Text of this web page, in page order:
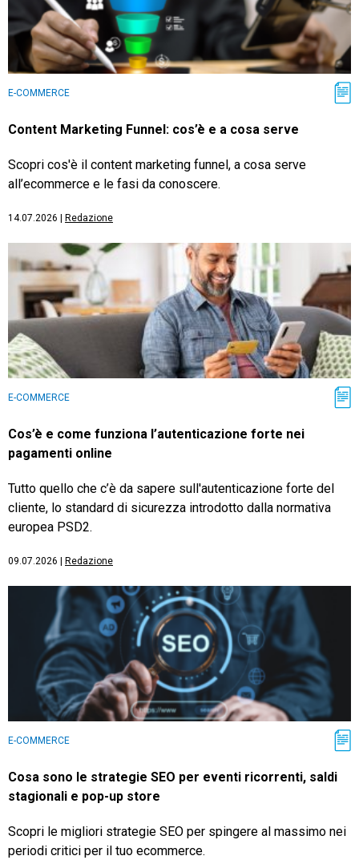
E-COMMERCE
Content Marketing Funnel: cos’è e a cosa serve
Scopri cos'è il content marketing funnel, a cosa serve
all’ecommerce e le fasi da conoscere.
14.07.2026 Redazione
E-COMMERCE
Cos’è e come funziona l’autenticazione forte nei
pagamenti online
Tutto quello che c’è da sapere sull'autenticazione forte del
cliente, lo standard di sicurezza introdotto dalla normativa
europea PSD2.
09.07.2026 Redazione
E-COMMERCE
Cosa sono le strategie SEO per eventi ricorrenti, saldi
stagionali e pop-up store
Scopri le migliori strategie SEO per spingere al massimo nei
periodi critici per il tuo ecommerce.